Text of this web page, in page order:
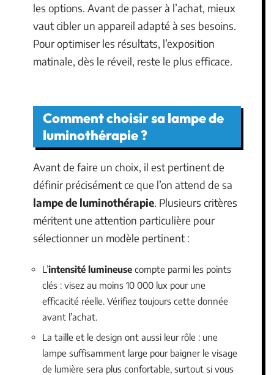
les options. Avant de passer à l’achat, mieux
vaut cibler un appareil adapté à ses besoins.
Pour optimiser les résultats, l’exposition
matinale, dès le réveil, reste le plus efficace.
Comment choisir sa lampe de
luminothérapie ?
Avant de faire un choix, il est pertinent de
définir précisément ce que l’on attend de sa
lampe de luminothérapie. Plusieurs critères
méritent une attention particulière pour
sélectionner un modèle pertinent :
L’intensité lumineuse compte parmi les points
clés : visez au moins 10 000 lux pour une
efficacité réelle. Vérifiez toujours cette donnée
avant l’achat.
La taille et le design ont aussi leur rôle : une
lampe suffisamment large pour baigner le visage
de lumière sera plus confortable, surtout si vous